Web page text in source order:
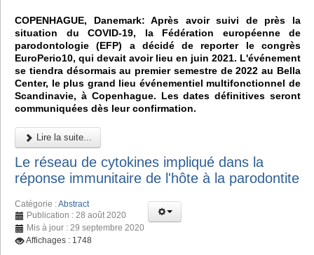
COPENHAGUE, Danemark: Après avoir suivi de près la
situation du COVID-19, la Fédération européenne de
parodontologie (EFP) a décidé de reporter le congrès
EuroPerio10, qui devait avoir lieu en juin 2021. L'événement
se tiendra désormais au premier semestre de 2022 au Bella
Center, le plus grand lieu événementiel multifonctionnel de
Scandinavie, à Copenhague. Les dates définitives seront
communiquées dès leur confirmation.
Lire la suite...
Le réseau de cytokines impliqué dans la
réponse immunitaire de l'hôte à la parodontite
Catégorie :Abstract
Publication : 28 août 2020
Mis à jour : 29 septembre 2020
Affichages : 1748